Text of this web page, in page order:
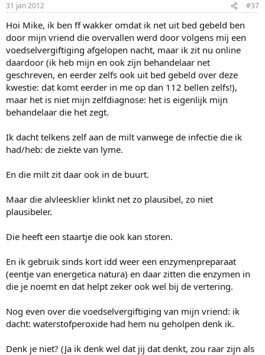
31 jan 2012 #37
Hoi Mike, ik ben ff wakker omdat ik net uit bed gebeld ben
door mijn vriend die overvallen werd door volgens mij een
voedselvergiftiging afgelopen nacht, maar ik zit nu online
daardoor (ik heb mijn en ook zijn behandelaar net
geschreven, en eerder zelfs ook uit bed gebeld over deze
kwestie: dat komt eerder in me op dan 112 bellen zelfs!),
maar het is niet mijn zelfdiagnose: het is eigenlijk mijn
behandelaar die het zegt.
Ik dacht telkens zelf aan de milt vanwege de infectie die ik
had/heb: de ziekte van lyme.
En die milt zit daar ook in de buurt.
Maar die alvleesklier klinkt net zo plausibel, zo niet
plausibeler.
Die heeft een staartje die ook kan storen.
En ik gebruik sinds kort idd weer een enzymenpreparaat
(eentje van energetica natura) en daar zitten die enzymen in
die je noemt en dat helpt zeker ook wel bij de vertering.
Nog even over die voedselvergiftiging van mijn vriend: ik
dacht: waterstofperoxide had hem nu geholpen denk ik.
Denk je niet? (Ja ik denk wel dat jij dat denkt, zou raar zijn als